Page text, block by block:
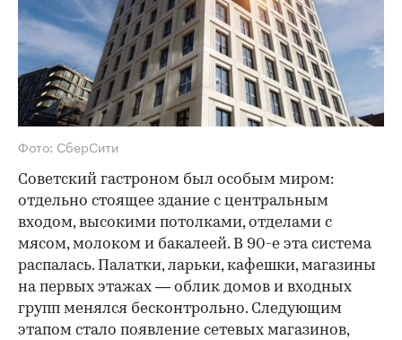
Фото: СберСити
Советский гастроном был особым миром:
отдельно стоящее здание с центральным
входом, высокими потолками, отделами с
мясом, молоком и бакалеей. В 90-е эта система
распалась. Палатки, ларьки, кафешки, магазины
на первых этажах — облик домов и входных
групп менялся бесконтрольно. Следующим
этапом стало появление сетевых магазинов,